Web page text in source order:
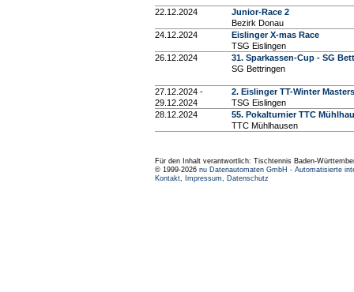
22.12.2024
Junior-Race 2
Bezirk Donau
24.12.2024
Eislinger X-mas Race
TSG Eislingen
26.12.2024
31. Sparkassen-Cup - SG
SG Bettringen
27.12.2024 -
29.12.2024
2. Eislinger TT-Winter
TSG Eislingen
28.12.2024
55. Pokalturnier TTC
TTC Mühlhausen
Für den Inhalt verantwortlich: Tischtennis Baden-
© 1999-2026 nu Datenautomaten GmbH - Automatisierte
Kontakt, Impressum, Datenschutz